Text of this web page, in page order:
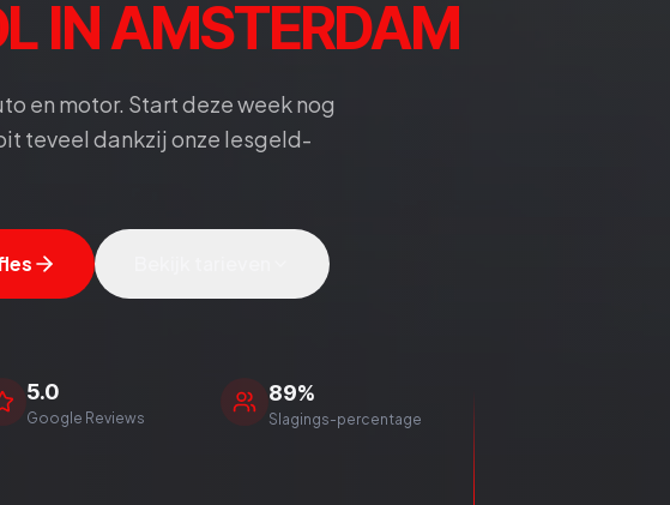
IN AMSTERDAM
en motor. Start deze week nog
teveel dankzij onze lesgeld-
5.0
Google Reviews
89%
Slagings-percentage